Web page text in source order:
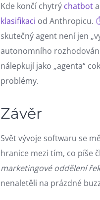
Kde končí chytrý chatbot
klasifikaci od Anthropicu.
skutečný agent není jen
autonomního
nálepkují jako „agenta“
problémy.
Závěr
Svět vývoje softwaru se
hranice mezi tím, co píše
marketingové oddělení
nenaletěli na prázdné